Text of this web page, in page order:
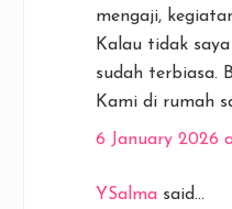
mengaji,
Kalau tidak
sudah terbiasa.
Kami di rumah
6 January 2026
YSalma said...